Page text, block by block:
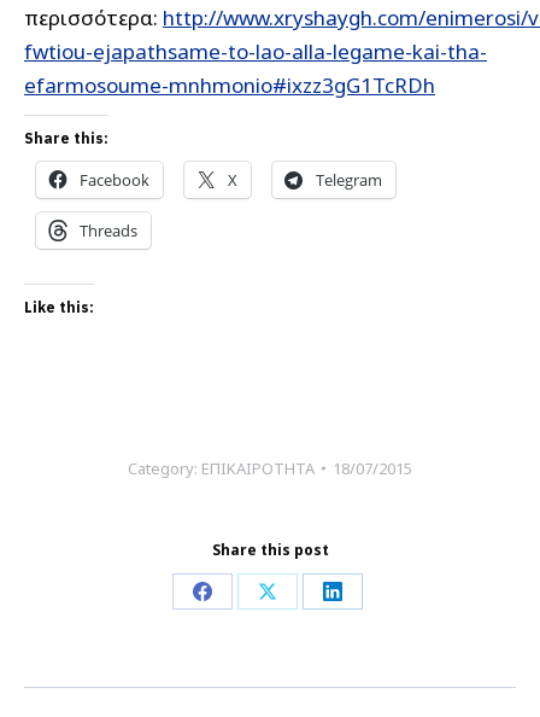
περισσότερα: http://www.xryshaygh.com/enimerosi/
fwtiou-ejapathsame-to-lao-alla-legame-kai-tha-
efarmosoume-mnhmonio#ixzz3gG1TcRDh
Share this:
Facebook X Telegram
Threads
Like this:
Category: ΕΠΙΚΑΙΡΟΤΗΤΑ 18/07/2015
Share this post
Share
Facebook
Share
X
Share
LinkedIn